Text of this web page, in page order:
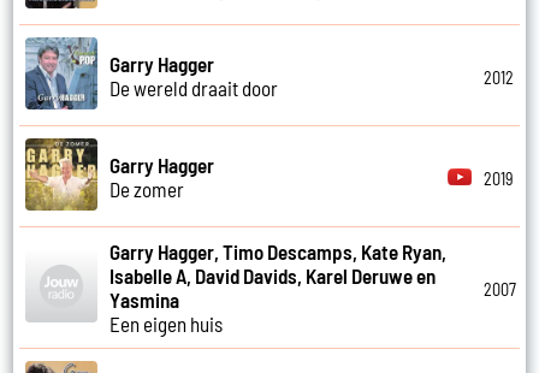
Garry Hagger
De wereld draait door
2012
Garry Hagger
De zomer
2019
Garry Hagger, Timo Descamps, Kate Ryan,
Isabelle A, David Davids, Karel Deruwe en
Yasmina
Een eigen huis
2007